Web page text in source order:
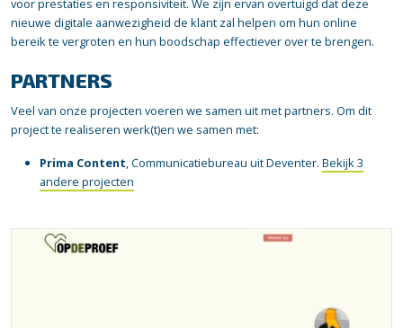
voor prestaties en responsiviteit. We zijn ervan overtuigd dat deze
nieuwe digitale aanwezigheid de klant zal helpen om hun online
bereik te vergroten en hun boodschap effectiever over te brengen.
PARTNERS
Veel van onze projecten voeren we samen uit met partners. Om dit
project te realiseren werk(t)en we samen met:
Prima Content, Communicatiebureau uit Deventer. Bekijk 3
andere projecten